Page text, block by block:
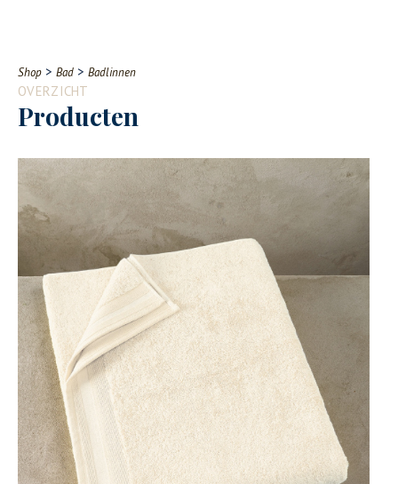
Contact
Shop > Bad > Badlinnen
OVERZICHT
Producten